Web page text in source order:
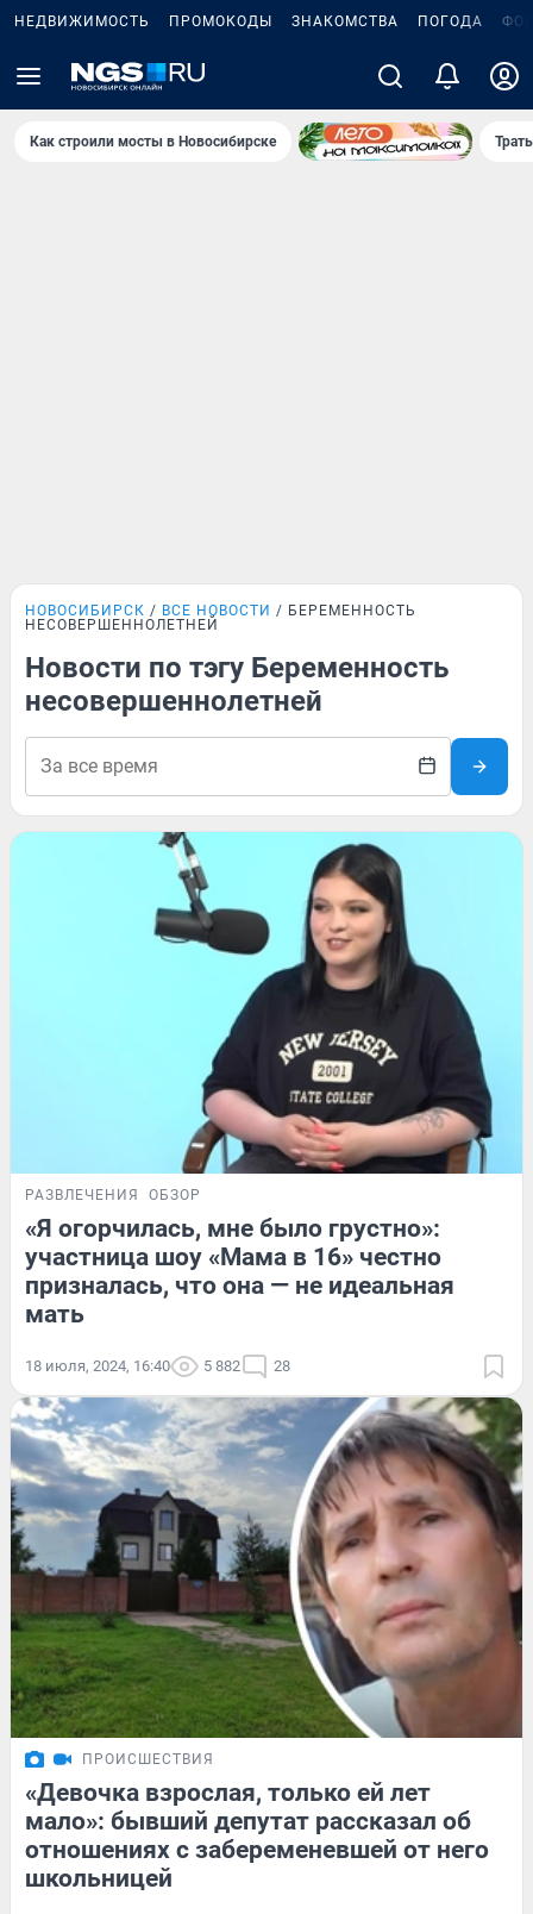
НЕДВИЖИМОСТЬ ПРОМОКОДЫ ЗНАКОМСТВА ПОГОДА
Как строили мосты в Новосибирске
НОВОСИБИРСК ВСЕ НОВОСТИ
БЕРЕМЕННОСТЬ
НЕСОВЕРШЕННОЛЕТНЕЙ
Новости по тэгу Беременность
несовершеннолетней
РАЗВЛЕЧЕНИЯ ОБЗОР
«Я огорчилась, мне было грустно»:
участница шоу «Мама в 16» честно
призналась, что она — не идеальная
мать
18 июля, 2024, 16:40 5 882 28
ПРОИСШЕСТВИЯ
«Девочка взрослая, только ей лет
мало»: бывший депутат рассказал об
отношениях с забеременевшей от него
школьницей